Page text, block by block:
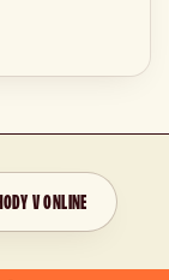
V ONLINE